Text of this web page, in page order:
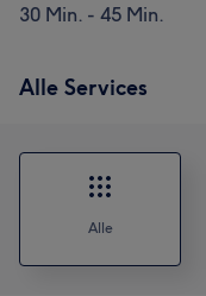
30 Min. - 45 Min.
Alle Services
Alle